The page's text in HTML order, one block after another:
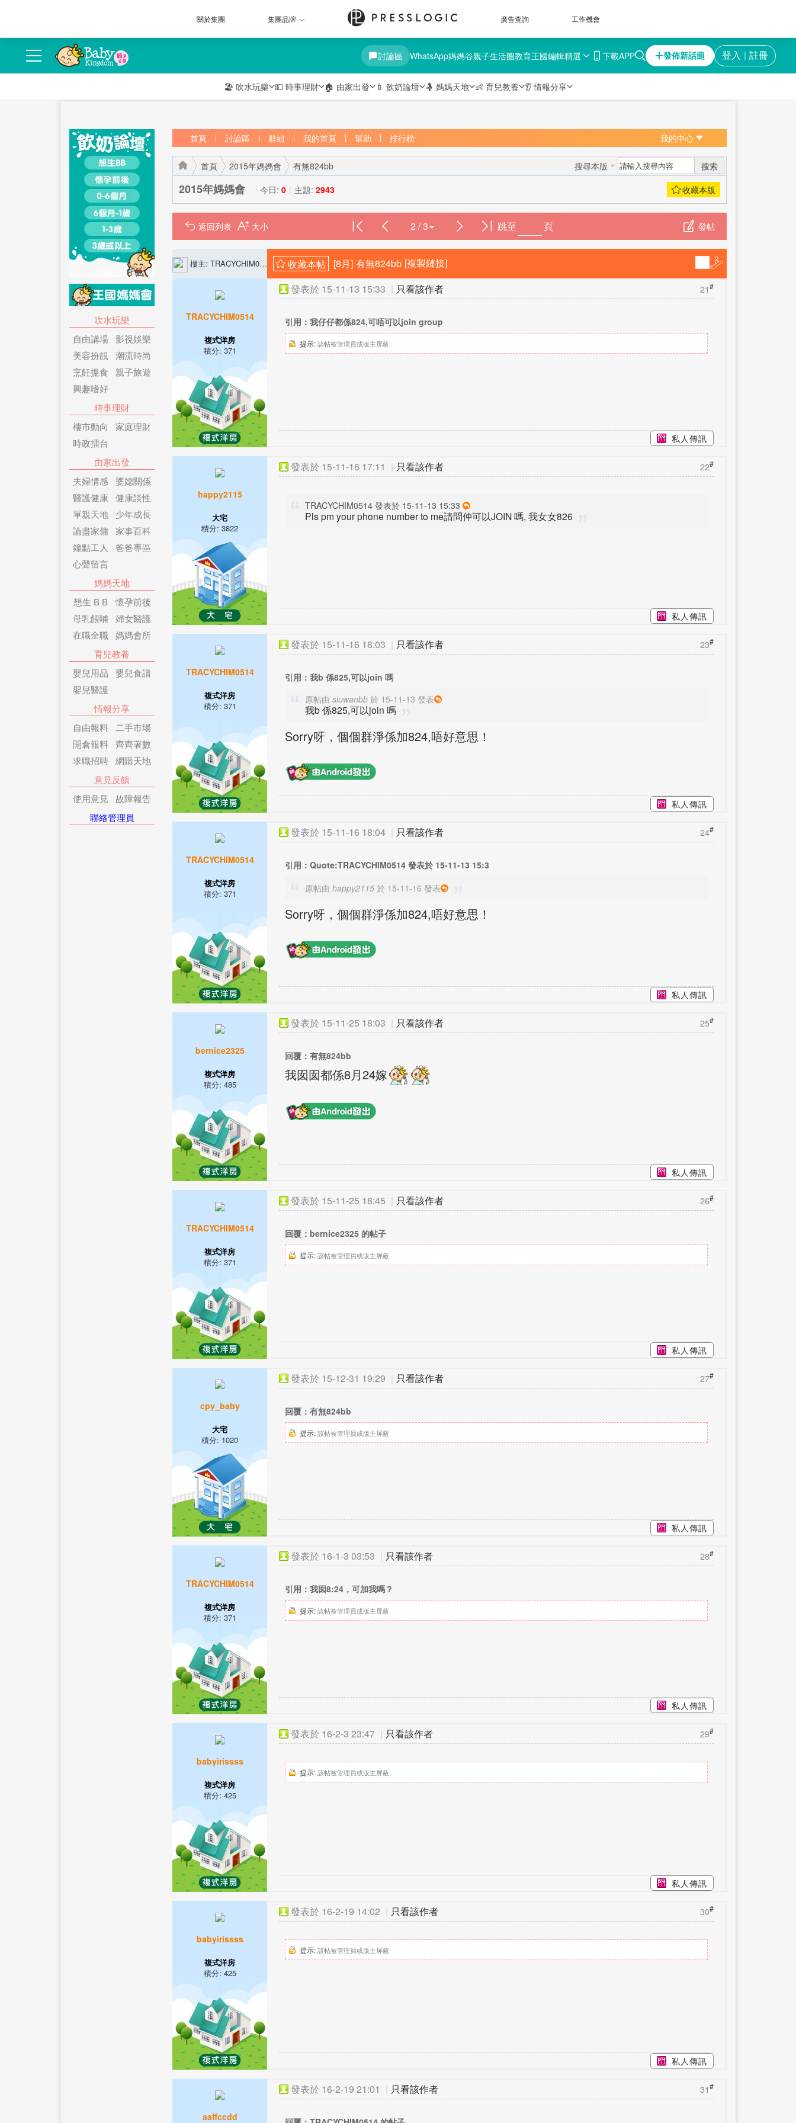
關於集團 集團品牌 廣告查詢 工作機會
討論區 WhatsApp媽媽谷親子生活圈教育王國編輯精選 下載APP 發佈新話題 登入 ｜ 註冊
🏖️ 吹水玩樂 💵 時事理財 🏠 由家出發 🍼 飲奶論壇 🤱 媽媽天地 👶 育兒教養 👂 情報分享
吹水玩樂
自由講場 影視娛樂
美容扮靚
潮流時尚
烹飪搵食
親子旅遊
興趣嗜好
時事理財
樓市動向
家庭理財
時政擂台
由家出發
夫婦情感 婆媳關係
醫護健康
健康談性
單親天地
少年成長
論盡家傭
家事百科
鐘點工人
爸爸專區
心聲留言
媽媽天地
想生 B B
懷孕前後
母乳餵哺 婦女醫護
在職全職
媽媽會所
育兒教養
嬰兒用品
嬰兒食譜
嬰兒醫護
情報分享
自由報料
二手市場
開倉報料 齊齊著數
求職招聘
網購天地
意見反饋
使用意見
故障報告
聯絡管理員
我的中心
首頁 討論區 群組 我的首頁 幫助 排行榜
搜尋本版 搜索
首頁
›
2015年媽媽會 有無824bb
2015年媽媽會 今日: 0 | 主題: 2943
發帖
返回列表 2 / 3 跳至 頁
樓主: TRACYCHIM0514 [8月] 有無824bb [複製鏈接]
TRACYCHIM0514
複式洋房
積分: 371
21#
發表於 15-11-13 15:33 | 只看該作者
引用：我仔仔都係824,可唔可以join group
提示: 該帖被管理員或版主屏蔽
私人傳訊
happy2115
大宅
積分: 3822
22#
發表於 15-11-16 17:11 | 只看該作者
TRACYCHIM0514 發表於 15-11-13 15:33
Pls pm your phone number to me請問仲可以JOIN 嗎, 我女女826
私人傳訊
TRACYCHIM0514
複式洋房
積分: 371
23#
發表於 15-11-16 18:03 | 只看該作者
引用：我b 係825,可以join 嗎
原帖由 siuwanbb 於 15-11-13 發表
我b 係825,可以join 嗎
Sorry呀，個個群淨係加824,唔好意思！
私人傳訊
TRACYCHIM0514
複式洋房
積分: 371
24#
發表於 15-11-16 18:04 | 只看該作者
引用：Quote:TRACYCHIM0514 發表於 15-11-13 15:3
原帖由 happy2115 於 15-11-16 發表
Sorry呀，個個群淨係加824,唔好意思！
私人傳訊
bernice2325
複式洋房
積分: 485
25#
發表於 15-11-25 18:03 | 只看該作者
回覆：有無824bb
我囡囡都係8月24嫁
私人傳訊
TRACYCHIM0514
複式洋房
積分: 371
26#
發表於 15-11-25 18:45 | 只看該作者
回覆：bernice2325 的帖子
提示: 該帖被管理員或版主屏蔽
私人傳訊
cpy_baby
大宅
積分: 1020
27#
發表於 15-12-31 19:29 | 只看該作者
回覆：有無824bb
提示: 該帖被管理員或版主屏蔽
私人傳訊
TRACYCHIM0514
複式洋房
積分: 371
28#
發表於 16-1-3 03:53 | 只看該作者
引用：我囡8:24，可加我嗎？
提示: 該帖被管理員或版主屏蔽
私人傳訊
babyirissss
複式洋房
積分: 425
29#
發表於 16-2-3 23:47 | 只看該作者
提示: 該帖被管理員或版主屏蔽
私人傳訊
babyirissss
複式洋房
積分: 425
30#
發表於 16-2-19 14:02 | 只看該作者
提示: 該帖被管理員或版主屏蔽
私人傳訊
aaffccdd
31#
發表於 16-2-19 21:01 | 只看該作者